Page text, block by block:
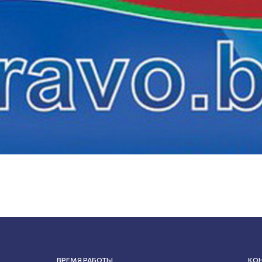
ВРЕМЯ РАБОТЫ